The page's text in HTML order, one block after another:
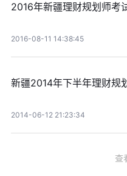
2016年新疆理财规划师考
2016-08-11 14:38:45
新疆2014年下半年理财规
2014-06-12 21:23:34
查